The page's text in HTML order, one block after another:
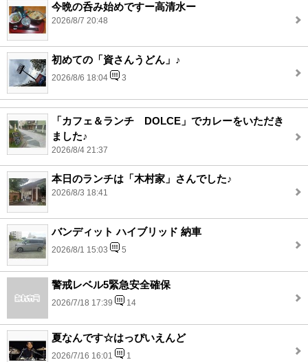
今晩の呑み始めですー高清水ー
2026/8/7 20:48
初めての「資さんうどん」♪
2026/8/6 18:04 3
「カフェ＆ランチ DOLCE」でカレーをいただき
ました♪
2026/8/4 21:37
本日のランチは「木村家」さんでした♪
2026/8/3 18:41
バンディット ハイブリッド 納車
2026/8/1 15:03 5
警戒レベル5緊急安全確保
2026/7/18 17:39 14
夏なんです☆はっぴいえんど
2026/7/16 16:01 1